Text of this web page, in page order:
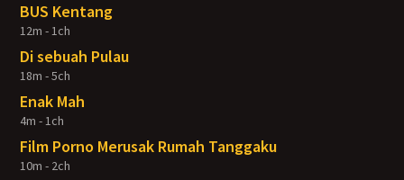
BUS Kentang
12m - 1ch
Di sebuah Pulau
18m - 5ch
Enak Mah
4m - 1ch
Film Porno Merusak Rumah Tanggaku
10m - 2ch